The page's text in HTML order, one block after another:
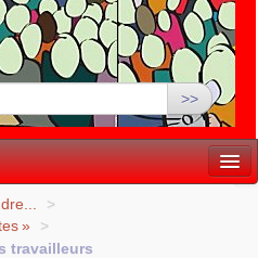
>>
>
»
>
travailleurs